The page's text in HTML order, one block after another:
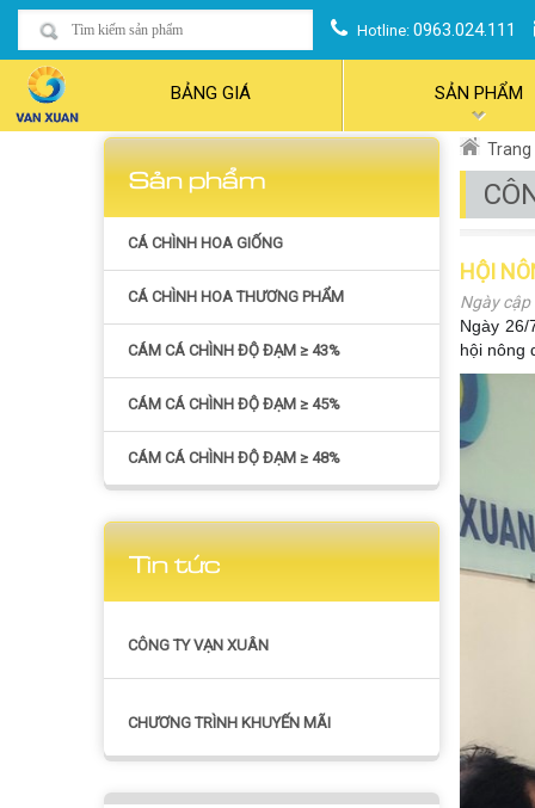
Hotline: 0963.024.111
BẢNG GIÁ SẢN PHẨM
Sản phẩm
CÁ CHÌNH HOA GIỐNG
CÁ CHÌNH HOA THƯƠNG PHẨM
CÁM CÁ CHÌNH ĐỘ ĐẠM ≥ 43%
CÁM CÁ CHÌNH ĐỘ ĐẠM ≥ 45%
CÁM CÁ CHÌNH ĐỘ ĐẠM ≥ 48%
Tin tức
CÔNG TY VẠN XUÂN
CHƯƠNG TRÌNH KHUYẾN MÃI
Trang
HỘI
Ngày
Ngày
hội nông